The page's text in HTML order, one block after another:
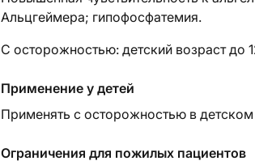
Альцгеймера; гипофосфатемия.
C осторожностью: детский возраст до
Применение у детей
Применять с осторожностью в детском
Ограничения для пожилых пациентов